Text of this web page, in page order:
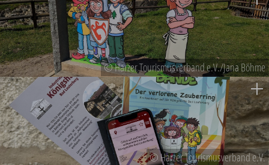
© Harzer Tourismusverband e.V./Jana Böhme
© Harzer Tourismusverband e.V.